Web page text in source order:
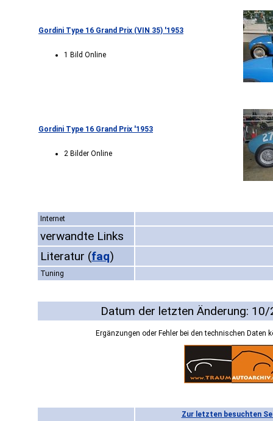
Gordini Type 16 Grand Prix (VIN 35) '1953
1 Bild Online
Gordini Type 16 Grand Prix '1953
2 Bilder Online
Internet
verwandte Links
Literatur (faq)
Tuning
Datum der letzten Änderung:
Ergänzungen oder Fehler bei den technischen Daten
Zur letzten besuchten